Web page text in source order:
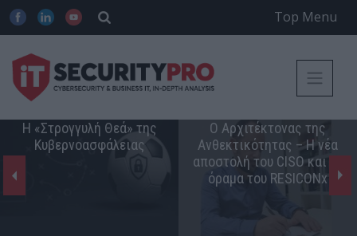
Top Menu
Η «Στρογγυλή Θεά» της
Κυβερνοασφάλειας
Ο Αρχιτέκτονας της
Ανθεκτικότητας – Η νέα
αποστολή του CISO και το
όραμα του RESICONx